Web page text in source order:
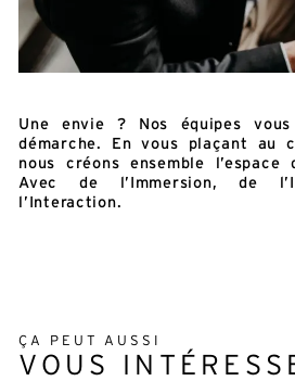
Une envie ? Nos équipes
démarche. En vous plaçant au
nous créons ensemble l’espace
Avec de l’Immersion, de
l’Interaction.
ÇA PEUT AUSSI
VOUS